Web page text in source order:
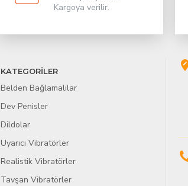
Kargoya verilir.
KATEGORİLER
Belden Bağlamalılar
Dev Penisler
Dildolar
Uyarıcı Vibratörler
Realistik Vibratörler
Tavşan Vibratörler